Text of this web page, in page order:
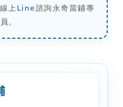
上 Line諮詢永奇當鋪專
員。